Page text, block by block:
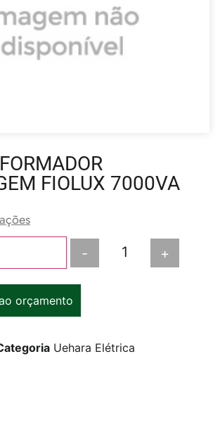
FIOLUX 7000VA
- +
orçamento
Uehara Elétrica